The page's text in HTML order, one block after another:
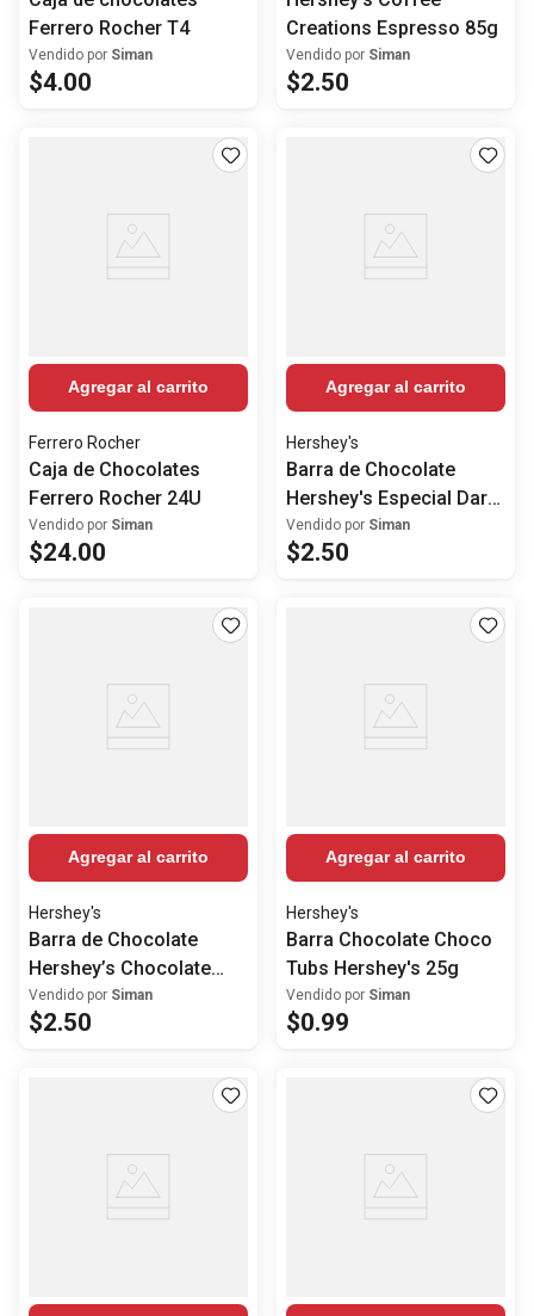
Ferrero Rocher T4
Vendido por Siman
$4.00
Creations Espresso 85g
Vendido por Siman
$2.50
Agregar al carrito
Ferrero Rocher
Caja de Chocolates
Ferrero Rocher 24U
Vendido por Siman
$24.00
Agregar al carrito
Hershey's
Barra de Chocolate
Hershey's Especial Dark
Cramberry 85g
Vendido por Siman
$2.50
Agregar al carrito
Hershey's
Barra de Chocolate
Hershey’s Chocolate
Dark Café Bar 60%
Vendido por Siman
$2.50
Agregar al carrito
Hershey's
Barra Chocolate Choco
Tubs Hershey's 25g
Vendido por Siman
$0.99